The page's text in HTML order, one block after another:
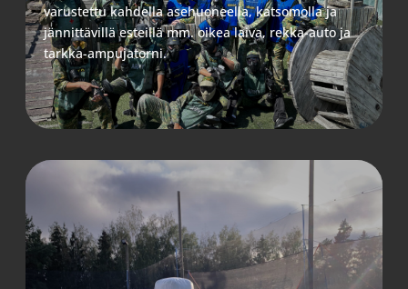
varustettu kahdella asehuoneella, katsomolla ja
jännittävillä esteillä mm. oikea laiva, rekka-auto ja
tarkka-ampujatorni.